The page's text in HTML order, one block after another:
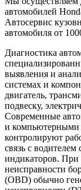
автомобилей
Автосервис
автомобиля от
Диагностика
выявления и
системах и
двигатель,
подвеску,
Современные
и компьютерными
контролируют
связь с
индикаторов.
неисправности
(OBD) обычно